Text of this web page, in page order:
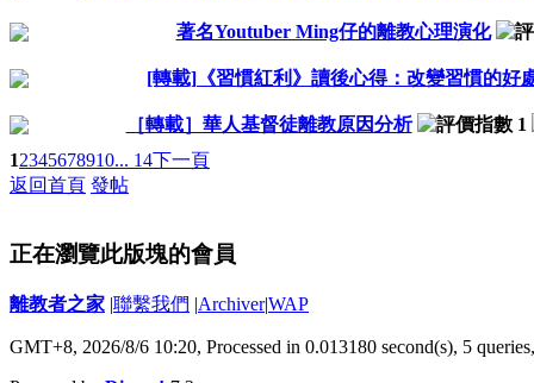
著名Youtuber Ming仔的離教心理演化
[轉載]《習慣紅利》讀後心得：改變習慣的好
［轉載］華人基督徒離教原因分析
12345678910... 14下一頁
返回首頁 發帖
正在瀏覽此版塊的會員
離教者之家 |聯繫我們 |Archiver|WAP
GMT+8, 2026/8/6 10:20, Processed in 0.013180 second(s), 5